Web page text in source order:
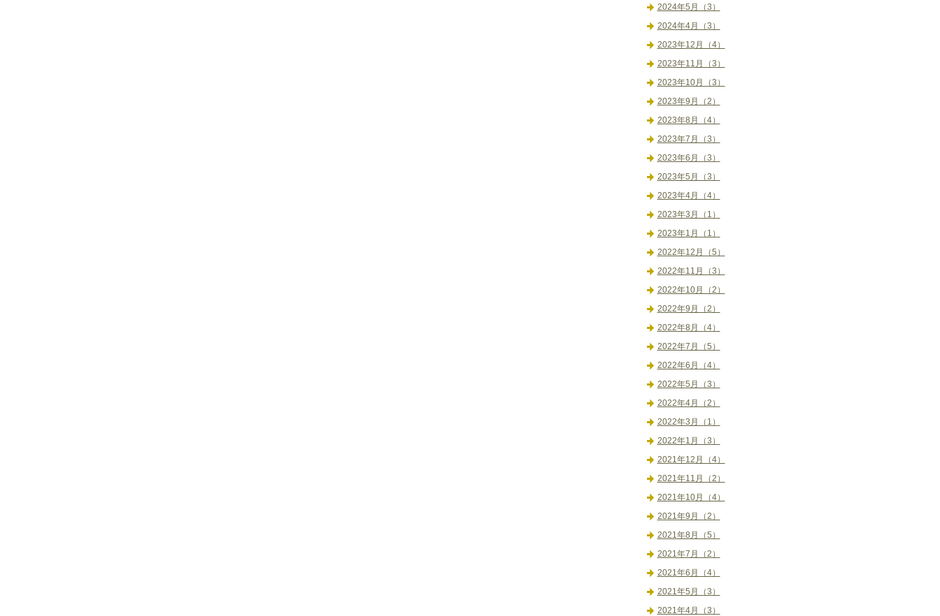
2024年5月（3）
2024年4月（3）
2023年12月（4）
2023年11月（3）
2023年10月（3）
2023年9月（2）
2023年8月（4）
2023年7月（3）
2023年6月（3）
2023年5月（3）
2023年4月（4）
2023年3月（1）
2023年1月（1）
2022年12月（5）
2022年11月（3）
2022年10月（2）
2022年9月（2）
2022年8月（4）
2022年7月（5）
2022年6月（4）
2022年5月（3）
2022年4月（2）
2022年3月（1）
2022年1月（3）
2021年12月（4）
2021年11月（2）
2021年10月（4）
2021年9月（2）
2021年8月（5）
2021年7月（2）
2021年6月（4）
2021年5月（3）
2021年4月（3）